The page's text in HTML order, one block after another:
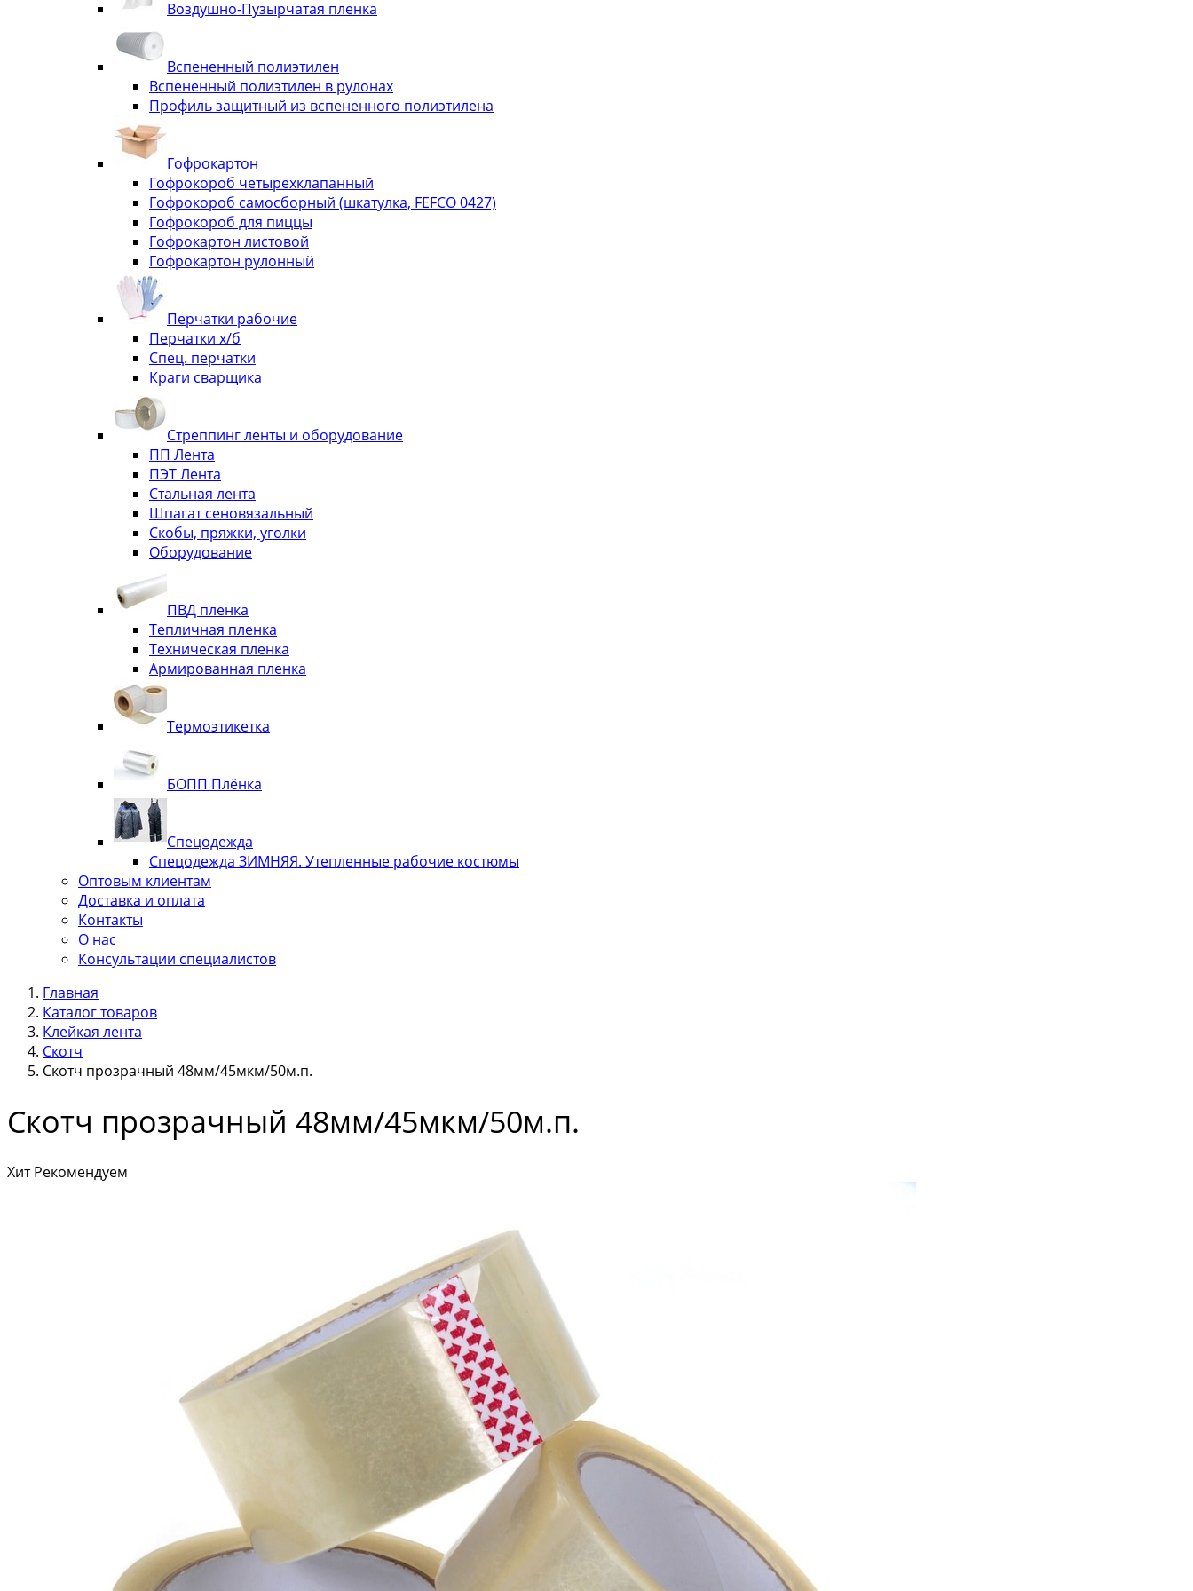
Воздушно-Пузырчатая пленка
Вспененный полиэтилен
Вспененный полиэтилен в рулонах
Профиль защитный из вспененного полиэтилена
Гофрокартон
Гофрокороб четырехклапанный
Гофрокороб самосборный (шкатулка, FEFCO 0427)
Гофрокороб для пиццы
Гофрокартон листовой
Гофрокартон рулонный
Перчатки рабочие
Перчатки х/б
Спец. перчатки
Краги сварщика
Стреппинг ленты и оборудование
ПП Лента
ПЭТ Лента
Стальная лента
Шпагат сеновязальный
Скобы, пряжки, уголки
Оборудование
ПВД пленка
Тепличная пленка
Техническая пленка
Армированная пленка
Термоэтикетка
БОПП Плёнка
Спецодежда
Спецодежда ЗИМНЯЯ. Утепленные рабочие костюмы
Оптовым клиентам
Доставка и оплата
Контакты
О нас
Консультации специалистов
Главная
Каталог товаров
Клейкая лента
Скотч
Скотч прозрачный 48мм/45мкм/50м.п.
Скотч прозрачный 48мм/45мкм/50м.п.
Хит Рекомендуем